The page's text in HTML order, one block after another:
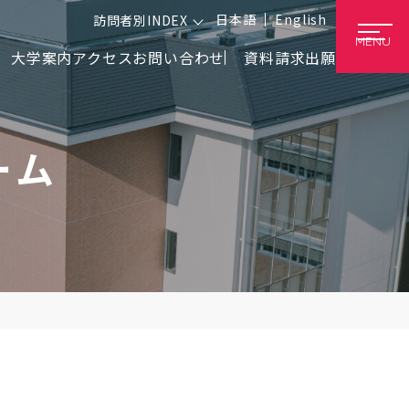
訪問者別INDEX 日本語 English
大学案内アクセスお問い合わせ 資料請求出願
MENU
ム